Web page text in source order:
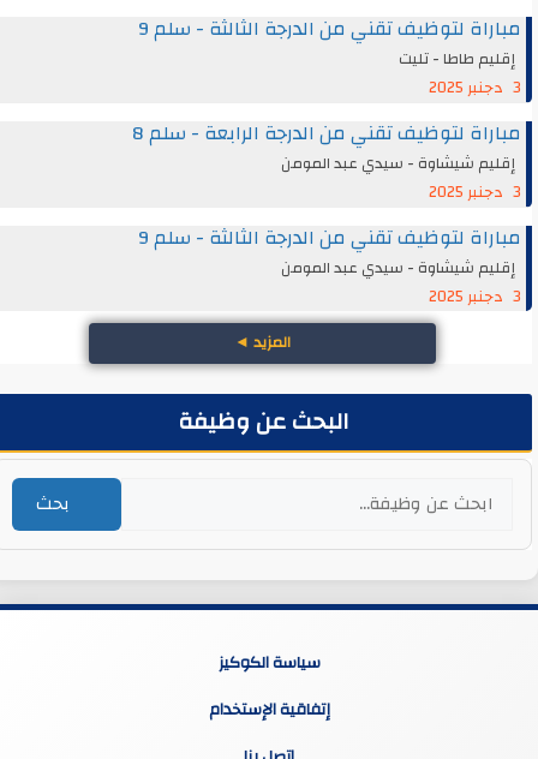
مباراة لتوظيف تقني من الدرجة الثالثة - سلم 9
إقليم طاطا - تليت
مباراة لتوظيف تقني من الدرجة الرابعة - سلم 8
إقليم شيشاوة - سيدي عبد المومن
مباراة لتوظيف تقني من الدرجة الثالثة - سلم 9
إقليم شيشاوة - سيدي عبد المومن
المزيد◄
البحث عن وظيفة
بحث
سياسة الكوكيز
إتفاقية الإستخدام